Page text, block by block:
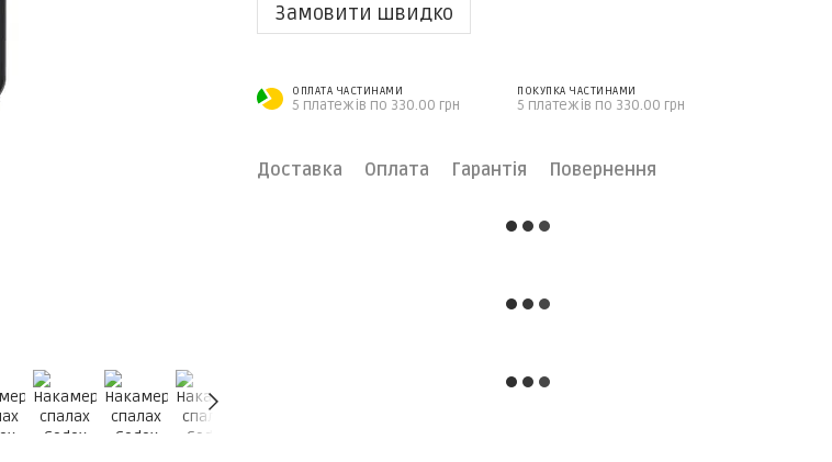
Замовити швидко
ОПЛАТА ЧАСТИНАМИ
5 платежів по 330.00 грн
ПОКУПКА ЧАСТИНАМИ
5 платежів по 330.00 грн
Доставка Оплата Гарантія Повернення